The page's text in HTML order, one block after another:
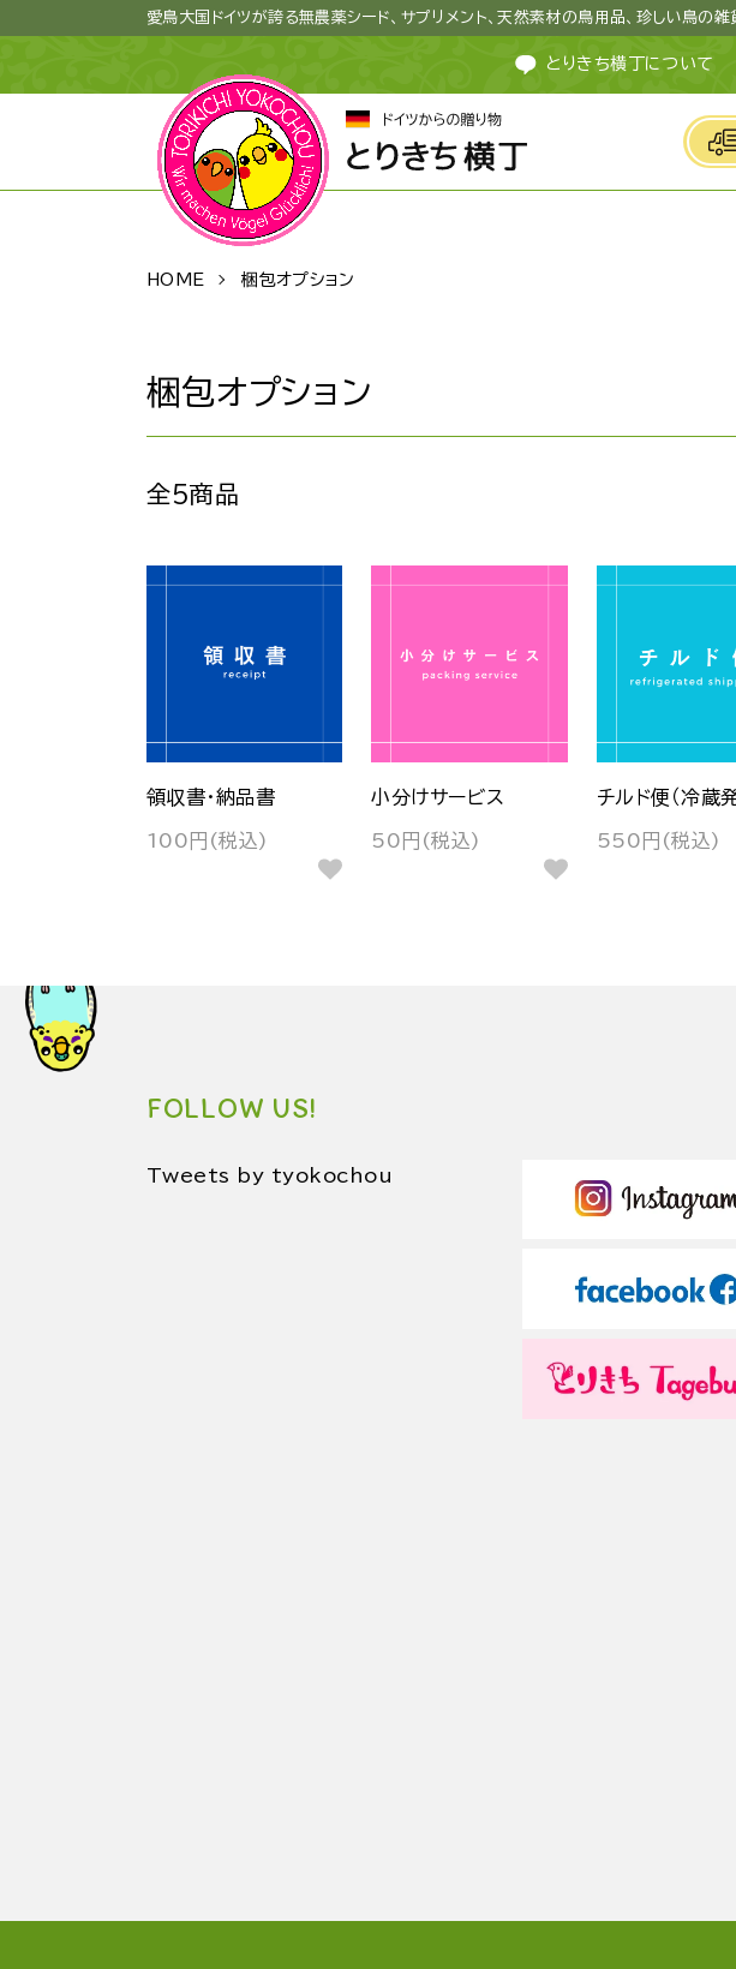
愛鳥大国ドイツが誇る無農薬シード、サプリメント、天然素材の鳥用品、珍しい鳥の
とりきち横丁について
HOME 梱包オプション
梱包オプション
全5商品
領収書・納品書
100円(税込)
小分けサービス
50円(税込)
チルド便（冷蔵
550円(税込)
FOLLOW US!
Tweets by tyokochou